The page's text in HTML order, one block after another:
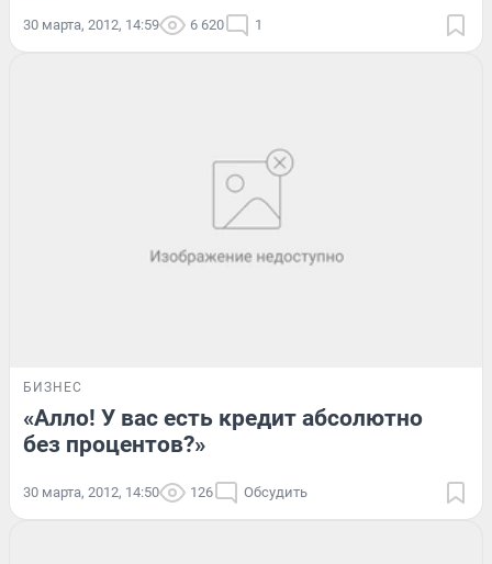
30 марта, 2012, 14:59 6 620 1
БИЗНЕС
«Алло! У вас есть кредит абсолютно
без процентов?»
30 марта, 2012, 14:50 126 Обсудить